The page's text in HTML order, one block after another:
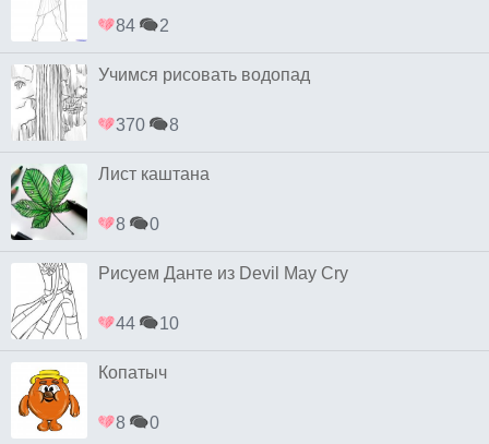
84 2
Учимся рисовать водопад
370 8
Лист каштана
8 0
Рисуем Данте из Devil May Cry
44 10
Копатыч
8 0